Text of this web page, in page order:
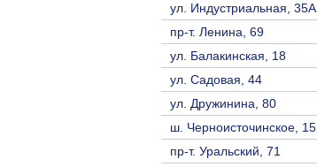
ул. Индустриальная, 35А
пр-т. Ленина, 69
ул. Балакинская, 18
ул. Садовая, 44
ул. Дружинина, 80
ш. Черноисточинское, 15
пр-т. Уральский, 71